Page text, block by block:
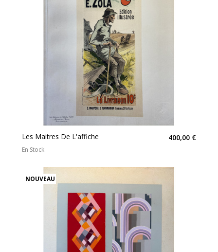
Les Maitres De L'affiche 400,00 €
En Stock
NOUVEAU